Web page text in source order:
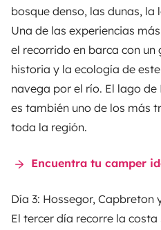
bosque denso, las dunas,
Una de las experiencias
el recorrido en barca con un
historia y la ecología de
navega por el río. El lago
es también uno de los más
toda la región.
Encuentra tu camper
Día 3: Hossegor, Capbreton
El tercer día recorre la